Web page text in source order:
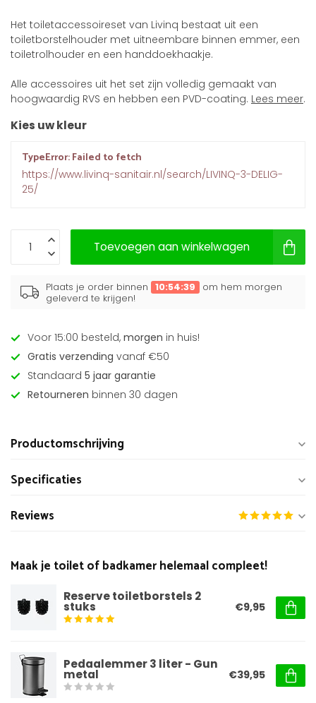
Het toiletaccessoireset van Livinq bestaat uit een
toiletborstelhouder met uitneembare binnen emmer, een
toiletrolhouder en een handdoekhaakje.
Alle accessoires uit het set zijn volledig gemaakt van
hoogwaardig RVS en hebben een PVD-coating. Lees meer.
Kies uw kleur
TypeError: Failed to fetch
https://www.livinq-sanitair.nl/search/LIVINQ-3-DELIG-
25/
Toevoegen aan winkelwagen
Plaats je order binnen 10:54:39
om hem morgen
geleverd te krijgen!
Voor 15:00 besteld, morgen in huis!
Gratis verzending vanaf €50
Standaard 5 jaar garantie
Retourneren binnen 30 dagen
Productomschrijving
Specificaties
Reviews
Maak je toilet of badkamer helemaal compleet!
Reserve toiletborstels 2
stuks €9,95
Pedaalemmer 3 liter - Gun
metal €39,95